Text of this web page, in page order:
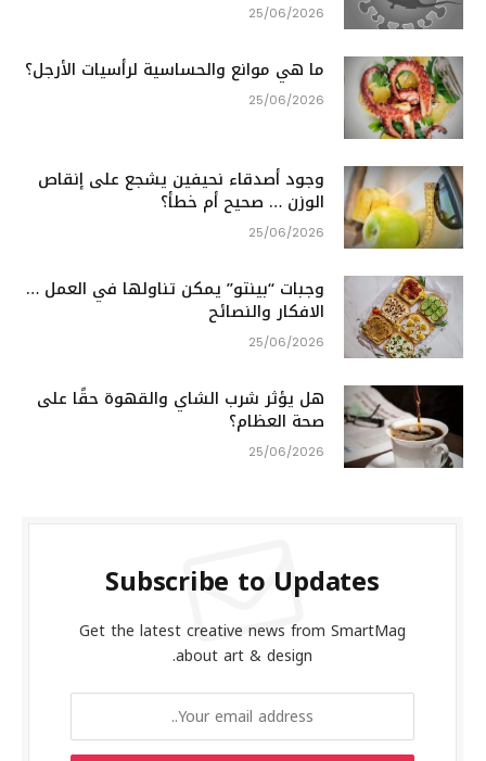
25/06/2026
ما هي موانع والحساسية لرأسيات الأرجل؟
25/06/2026
وجود أصدقاء نحيفين يشجع على إنقاص
الوزن … صحيح أم خطأ؟
25/06/2026
وجبات “بينتو” يمكن تناولها في العمل …
الافكار والنصائح
25/06/2026
هل يؤثر شرب الشاي والقهوة حقًا على
صحة العظام؟
25/06/2026
Subscribe to Updates
Get the latest creative news from SmartMag
about art & design.